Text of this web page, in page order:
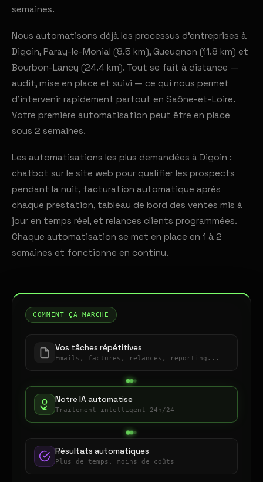
semaines.
Nous automatisons déjà les processus d'entreprises à
Digoin, Paray-le-Monial (8.5 km), Gueugnon (11.8 km) et
Bourbon-Lancy (24.4 km). Tout se fait à distance —
audit, mise en place et suivi — ce qui nous permet
d'intervenir rapidement partout en Saône-et-Loire.
Votre première automatisation peut être en place
sous 2 semaines.
Les automatisations les plus demandées à Digoin :
chatbot sur le site web pour qualifier les prospects
pendant la nuit, facturation automatique après
chaque prestation, tableau de bord des ventes mis à
jour en temps réel, et relances clients programmées.
Chaque automatisation se met en place en 1 à 2
semaines et fonctionne en continu.
COMMENT ÇA MARCHE
Vos tâches répétitives
Emails, factures, relances, reporting...
Notre IA automatise
Traitement intelligent 24h/24
Résultats automatiques
Plus de temps, moins de coûts